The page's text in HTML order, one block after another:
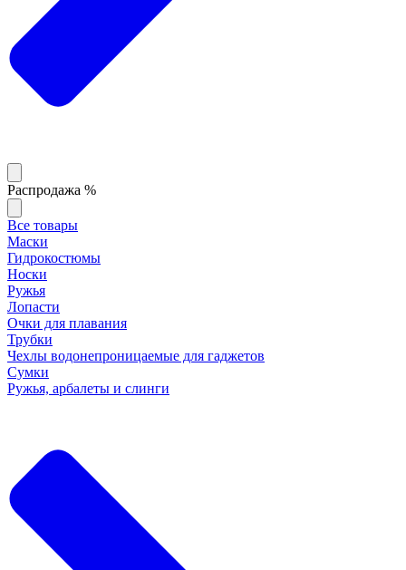
Распродажа %
Все товары
Маски
Гидрокостюмы
Носки
Ружья
Лопасти
Очки для плавания
Трубки
Чехлы водонепроницаемые для гаджетов
Сумки
Ружья, арбалеты и слинги